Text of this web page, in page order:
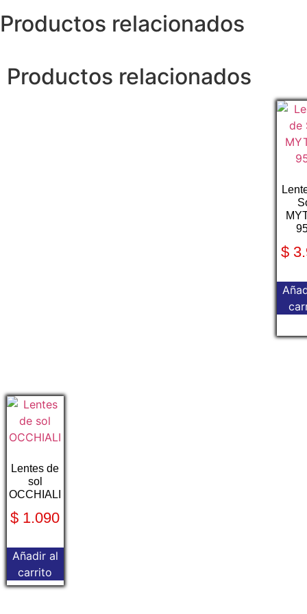
Productos relacionados
Productos relacionados
$
Lentes de
sol
OCCHIALI
$ 1.090
Añadir al
carrito